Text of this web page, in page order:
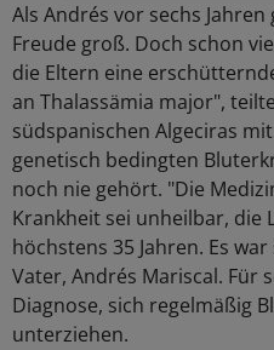
Als Andrés vor sechs
Freude groß. Doch schon
die Eltern eine
an Thalassämia major",
südspanischen Algeciras
genetisch bedingten
noch nie gehört. "Die
Krankheit sei unheilbar, die
höchstens 35 Jahren. Es
Vater, Andrés Mariscal. Für
Diagnose, sich regelmäßig
unterziehen.